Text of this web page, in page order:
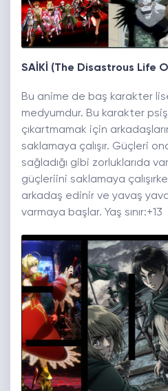
SAİKİ (The Disastrous Life
Bu anime de baş karakter
medyumdur. Bu karakter
çıkartmamak için
saklamaya çalışır. Güçleri
sağladığı gibi zorluklarıda
güçleriini saklamaya
arkadaş edinir ve yavaş
varmaya başlar. Yaş sınır:+13